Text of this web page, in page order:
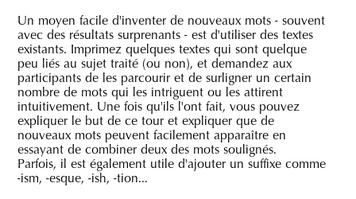
Un moyen facile d'inventer de nouveaux mots - souvent
avec des résultats surprenants - est d'utiliser des textes
existants. Imprimez quelques textes qui sont quelque
peu liés au sujet traité (ou non), et demandez aux
participants de les parcourir et de surligner un certain
nombre de mots qui les intriguent ou les attirent
intuitivement. Une fois qu'ils l'ont fait, vous pouvez
expliquer le but de ce tour et expliquer que de
nouveaux mots peuvent facilement apparaître en
essayant de combiner deux des mots soulignés.
Parfois, il est également utile d'ajouter un suffixe comme
-ism, -esque, -ish, -tion...